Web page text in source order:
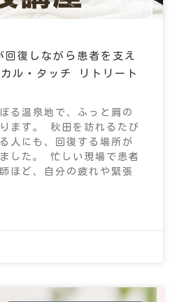
復しながら患者を支え
ル・タッチ リトリート
る温泉地で、ふっと肩の
ます。 秋田を訪れるたび
人にも、回復する場所が
した。 忙しい現場で患者
ほど、自分の疲れや緊張